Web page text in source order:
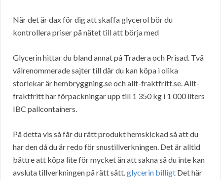
När det är dax för dig att skaffa glycerol bör du
kontrollera priser på nätet till att börja med
Glycerin hittar du bland annat på Tradera och Prisad. Två
välrenommerade sajter till där du kan köpa i olika
storlekar är hembryggning.se och allt-fraktfritt.se. Allt-
fraktfritt har förpackningar upp till 1 350 kg i 1 000 liters
IBC pallcontainers.
På detta vis så får du rätt produkt hemskickad så att du
har den då du är redo för snustillverkningen. Det är alltid
bättre att köpa lite för mycket än att sakna så du inte kan
avsluta tillverkningen på rätt sätt.glycerin billigt Det här